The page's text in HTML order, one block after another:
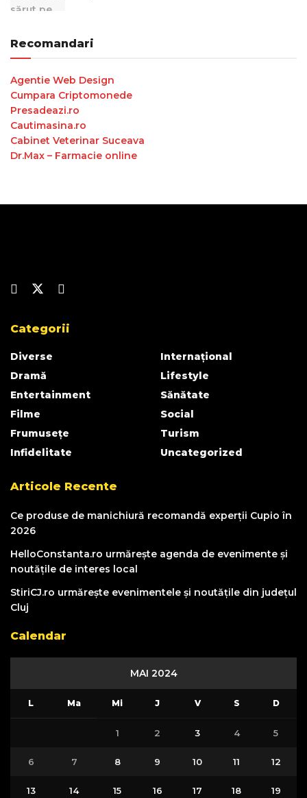
Recomandari
Agentie Web Design
Cumpara Criptomonede
Presadeazi.ro
Cautimasina.ro
Cabinet Veterinar Suceava
Dr.Max – Farmacie online
Categorii
Diverse
Dramă
Entertainment
Filme
Frumusețe
Infidelitate
Internațional
Lifestyle
Sănătate
Social
Turism
Uncategorized
Articole Recente
Ce produse de manichiură recomandă experții Cupio în
2026
HelloConstanta.ro urmărește agenda de evenimente și
noutățile de interes local
StiriCJ.ro urmărește evenimentele și noutățile din județul
Cluj
Calendar
MAI 2024
L Ma Mi J V S D
1 2 3 4 5
6 7 8 9 10 11 12
13 14 15 16 17 18 19